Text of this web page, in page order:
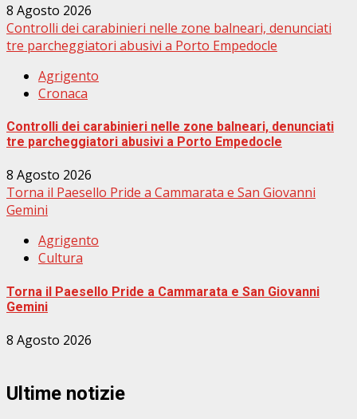
8 Agosto 2026
Controlli dei carabinieri nelle zone balneari, denunciati
tre parcheggiatori abusivi a Porto Empedocle
Agrigento
Cronaca
Controlli dei carabinieri nelle zone balneari, denunciati
tre parcheggiatori abusivi a Porto Empedocle
8 Agosto 2026
Torna il Paesello Pride a Cammarata e San Giovanni
Gemini
Agrigento
Cultura
Torna il Paesello Pride a Cammarata e San Giovanni
Gemini
8 Agosto 2026
Ultime notizie